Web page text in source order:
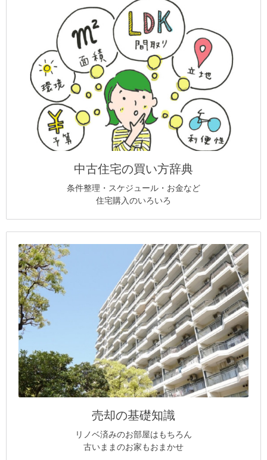
中古住宅の買い方辞典
条件整理・スケジュール・お金など
住宅購入のいろいろ
売却の基礎知識
リノベ済みのお部屋はもちろん
古いままのお家もおまかせ